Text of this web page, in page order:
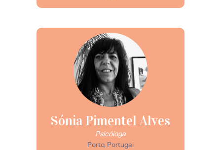
Sónia Pimentel Alves
Psicóloga
Porto, Portugal